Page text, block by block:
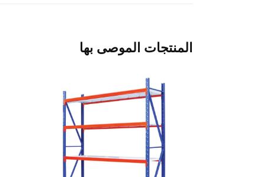
المنتجات الموصى بها